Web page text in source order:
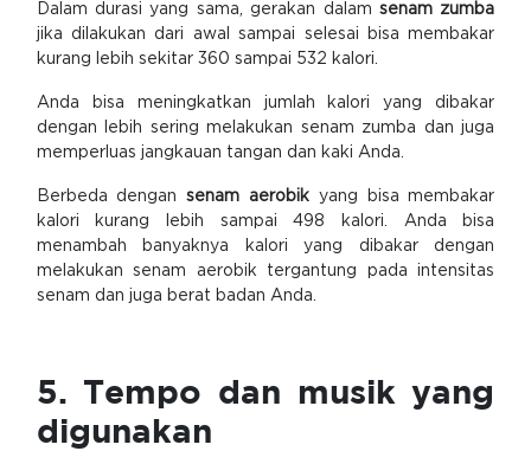
Dalam durasi yang sama, gerakan dalam senam zumba
jika dilakukan dari awal sampai selesai bisa membakar
kurang lebih sekitar 360 sampai 532 kalori.
Anda bisa meningkatkan jumlah kalori yang dibakar
dengan lebih sering melakukan senam zumba dan juga
memperluas jangkauan tangan dan kaki Anda.
Berbeda dengan senam aerobik yang bisa membakar
kalori kurang lebih sampai 498 kalori. Anda bisa
menambah banyaknya kalori yang dibakar dengan
melakukan senam aerobik tergantung pada intensitas
senam dan juga berat badan Anda.
5. Tempo dan musik yang
digunakan